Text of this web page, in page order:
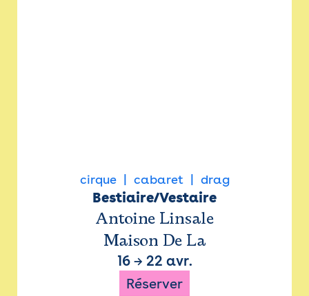
cirque cabaret drag
Bestiaire/Vestaire
Antoine Linsale
Maison De La
16→ 22 avr.
Réserver